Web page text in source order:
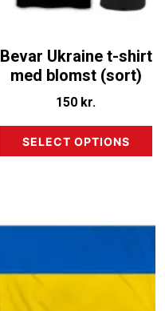
Bevar Ukraine t-shirt
med blomst (sort)
150 kr.
SELECT OPTIONS